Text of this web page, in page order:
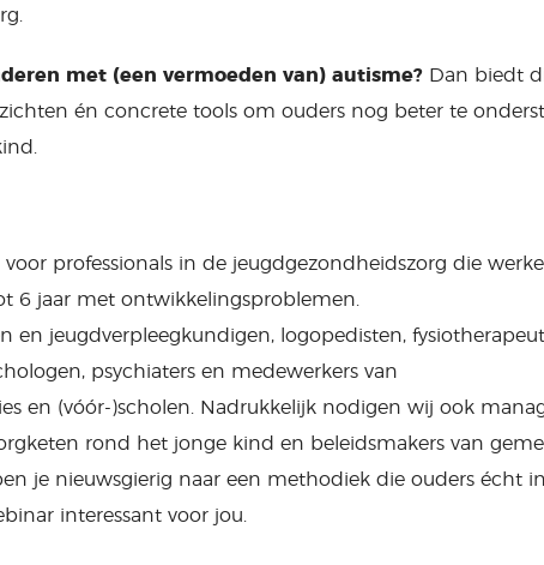
met (een vermoeden van) autisme? Dan biedt
én concrete tools om ouders nog beter te
professionals in de jeugdgezondheidszorg die
6 jaar met ontwikkelingsproblemen.
en jeugdverpleegkundigen, logopedisten,
psychiaters en medewerkers van
en (vóór-)scholen. Nadrukkelijk nodigen wij ook
rond het jonge kind en beleidsmakers van
je nieuwsgierig naar een methodiek die ouders écht
interessant voor jou.